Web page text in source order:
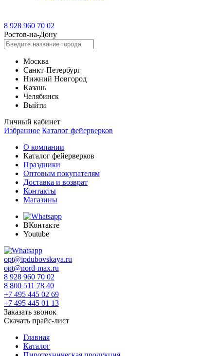
8 928 960 70 02
Ростов-на-Дону
Москва
Санкт-Петербург
Нижний Новгород
Казань
Челябинск
Выйти
Личный кабинет
Избранное Каталог фейерверков
О компании
Каталог фейерверков
Праздники
Оптовым покупателям
Доставка и возврат
Контакты
Магазины
ВКонтакте
Youtube
opt@ipdubovskaya.ru
opt@nord-max.ru
8 928 960 70 02
8 800 511 78 40
+7 495 445 02 69
+7 495 445 01 13
Заказать звонок
Скачать прайс-лист
Главная
Каталог